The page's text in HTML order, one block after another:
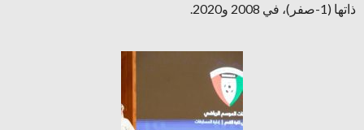
ذاتها (1-صفر)، في 2008 و2020.